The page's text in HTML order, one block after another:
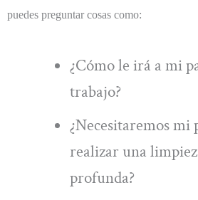
puedes preguntar cosas como:
¿Cómo le irá a mi
trabajo?
¿Necesitaremos mi
realizar una
profunda?